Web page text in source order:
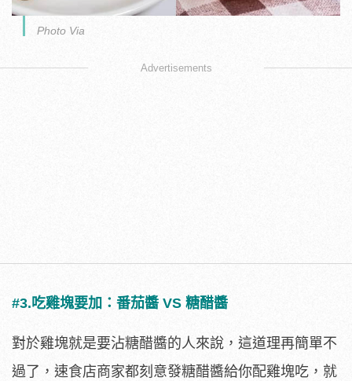
Photo Via
Advertisements
#3.吃雞塊要加：番茄醬 VS 糖醋醬
對於雞塊就是要沾糖醋醬的人來說，這道理再簡單不
過了，速食店商家都刻意發糖醋醬給你配雞塊吃，就